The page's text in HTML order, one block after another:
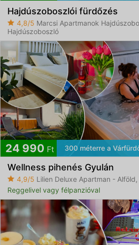
Hajdúszoboszlói fürdőzés
4,8/5 Marcsi Apartmanok
Hajdúszoboszló
24 990 Ft 300 méterre a
Wellness pihenés Gyulán
4,9/5 Lilien Deluxe Apartman - Alföld,
Reggelivel vagy félpanzióval